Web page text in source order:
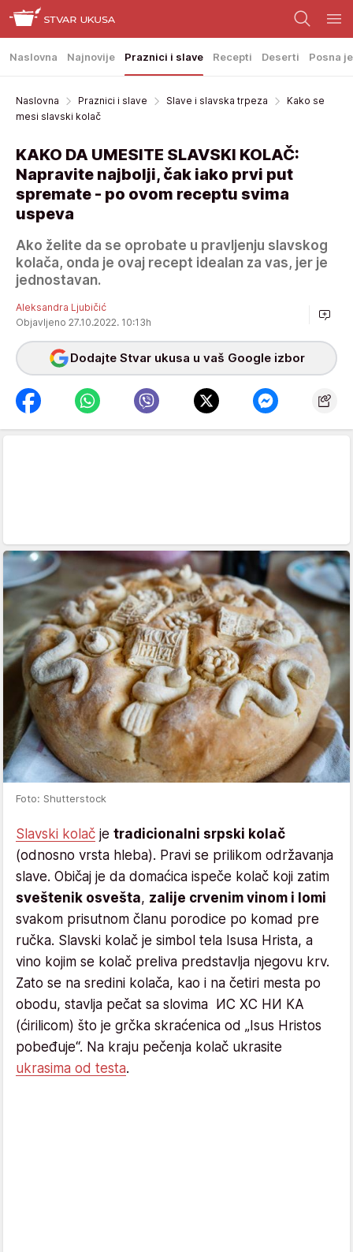
Naslovna Najnovije Praznici i slave Recepti Deserti Posna
Naslovna Praznici i slave Slave i slavska trpeza
Kako se
mesi slavski kolač
KAKO DA UMESITE SLAVSKI KOLAČ:
Napravite najbolji, čak iako prvi put
spremate - po ovom receptu svima
uspeva
Ako želite da se oprobate u pravljenju slavskog
kolača, onda je ovaj recept idealan za vas, jer je
jednostavan.
Aleksandra Ljubičić
Objavljeno 27.10.2022. 10:13h
Dodajte Stvar ukusa u vaš Google izbor
Foto: Shutterstock
Slavski kolač je tradicionalni srpski kolač
(odnosno vrsta hleba). Pravi se prilikom održavanja
slave. Običaj je da domaćica ispeče kolač koji zatim
sveštenik osvešta, zalije crvenim vinom i lomi
svakom prisutnom članu porodice po komad pre
ručka. Slavski kolač je simbol tela Isusa Hrista, a
vino kojim se kolač preliva predstavlja njegovu krv.
Zato se na sredini kolača, kao i na četiri mesta po
obodu, stavlja pečat sa slovima ИС ХС НИ КА
(ćirilicom) što je grčka skraćenica od „Isus Hristos
pobeđuje“. Na kraju pečenja kolač ukrasite
ukrasima od testa.